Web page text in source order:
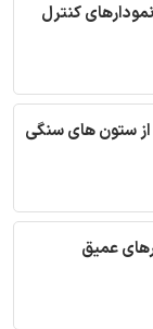
کنترل
از ستون های سنگی
عمیق